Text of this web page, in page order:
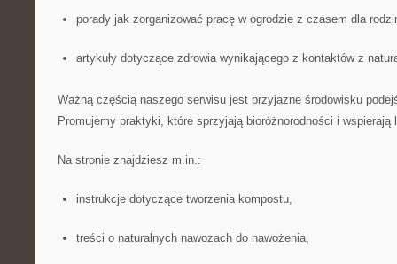
porady jak zorganizować pracę w ogrodzie z czasem dla
artykuły dotyczące zdrowia wynikającego z kontaktów z
Ważną częścią naszego serwisu jest przyjazne środowisku
Promujemy praktyki, które sprzyjają bioróżnorodności i
Na stronie znajdziesz m.in.:
instrukcje dotyczące tworzenia kompostu,
treści o naturalnych nawozach do nawożenia,